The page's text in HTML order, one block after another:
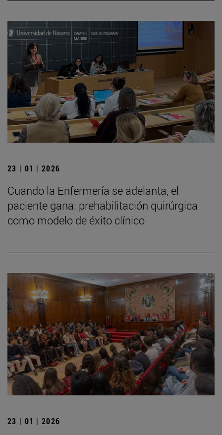
23 | 01 | 2026
Cuando la Enfermería se adelanta, el
paciente gana: prehabilitación quirúrgica
como modelo de éxito clínico
23 | 01 | 2026